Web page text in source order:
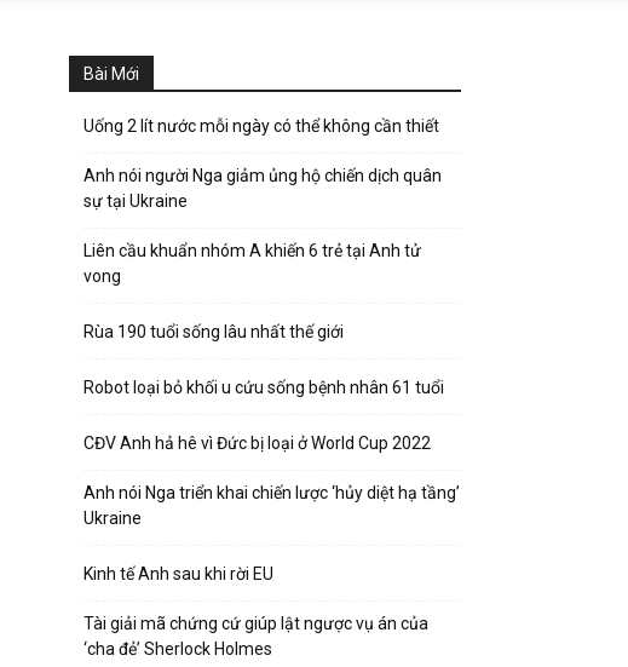
Bài Mới
Uống 2 lít nước mỗi ngày có thể không cần thiết
Anh nói người Nga giảm ủng hộ chiến dịch quân
sự tại Ukraine
Liên cầu khuẩn nhóm A khiến 6 trẻ tại Anh tử
vong
Rùa 190 tuổi sống lâu nhất thế giới
Robot loại bỏ khối u cứu sống bệnh nhân 61 tuổi
CĐV Anh hả hê vì Đức bị loại ở World Cup 2022
Anh nói Nga triển khai chiến lược ‘hủy diệt hạ tầng’
Ukraine
Kinh tế Anh sau khi rời EU
Tài giải mã chứng cứ giúp lật ngược vụ án của
‘cha đẻ’ Sherlock Holmes